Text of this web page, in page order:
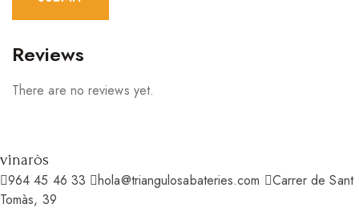
Reviews
There are no reviews yet.
vinaròs
964 45 46 33 hola@triangulosabateries.com
Carrer de Sant
Tomàs, 39